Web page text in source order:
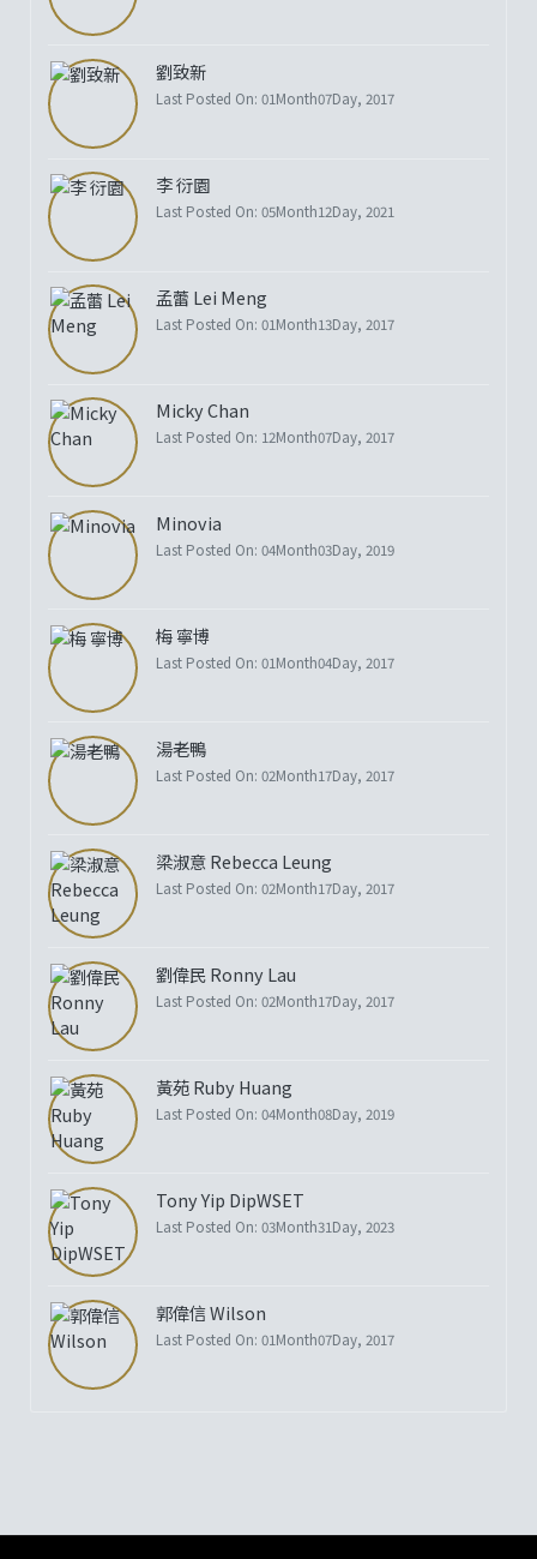
劉致新
Last Posted On: 01Month07Day, 2017
李 衍園
Last Posted On: 05Month12Day, 2021
孟蕾 Lei Meng
Last Posted On: 01Month13Day, 2017
Micky Chan
Last Posted On: 12Month07Day, 2017
Minovia
Last Posted On: 04Month03Day, 2019
梅 寧博
Last Posted On: 01Month04Day, 2017
湯老鴨
Last Posted On: 02Month17Day, 2017
梁淑意 Rebecca Leung
Last Posted On: 02Month17Day, 2017
劉偉民 Ronny Lau
Last Posted On: 02Month17Day, 2017
黃苑 Ruby Huang
Last Posted On: 04Month08Day, 2019
Tony Yip DipWSET
Last Posted On: 03Month31Day, 2023
郭偉信 Wilson
Last Posted On: 01Month07Day, 2017